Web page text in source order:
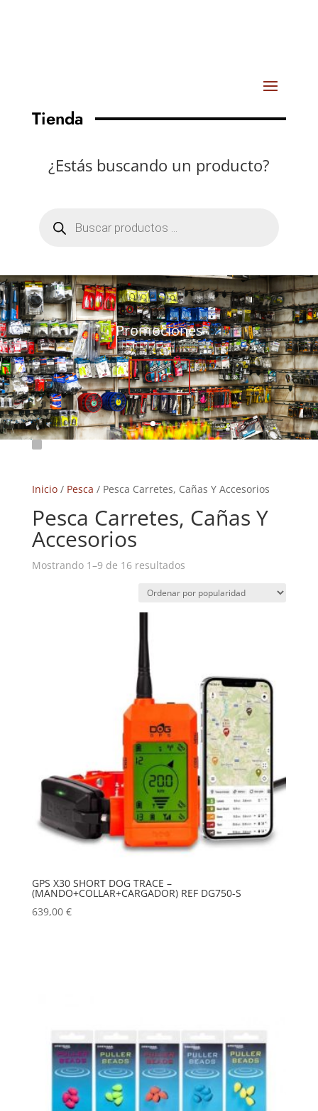
Tienda
¿Estás buscando un producto?
productos
Promociones
Clics
Inicio/ Pesca / Pesca Carretes, Cañas Y Accesorios
Pesca Carretes, Cañas Y
Accesorios
Mostrando 1–9 de 16 resultadosOrdenado
popularidad
GPS X30 SHORT DOG TRACE –
(MANDO+COLLAR+CARGADOR) REF DG750-S
639,00 €